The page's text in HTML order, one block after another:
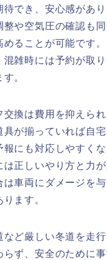
待でき、安心感があ
整や空気圧の確認も
めることが可能です
混雑時には予約が取
。
換は費用を抑えられ
具が揃っていれば自
報にも対応しやすく
は正しいやり方と力
は車両にダメージを
ます。
ど厳しい冬道を走行
らず、安全のために